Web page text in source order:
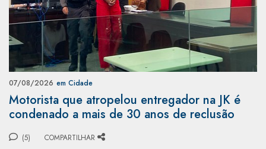
07/08/2026 em Cidade
Motorista que atropelou entregador na JK é
condenado a mais de 30 anos de reclusão
(5) COMPARTILHAR